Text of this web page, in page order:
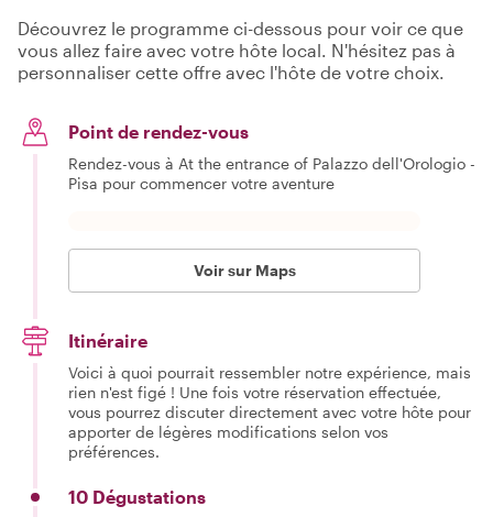
Découvrez le programme ci-dessous pour voir ce que
vous allez faire avec votre hôte local. N'hésitez pas à
personnaliser cette offre avec l'hôte de votre choix.
Point de rendez-vous
Rendez-vous à At the entrance of Palazzo dell'Orologio -
Pisa pour commencer votre aventure
Voir sur Maps
Itinéraire
Voici à quoi pourrait ressembler notre expérience, mais
rien n'est figé ! Une fois votre réservation effectuée,
vous pourrez discuter directement avec votre hôte pour
apporter de légères modifications selon vos
préférences.
10 Dégustations